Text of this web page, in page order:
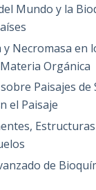
Mundo y la
y Necromasa en
Orgánica
Paisajes de
el Paisaje
de